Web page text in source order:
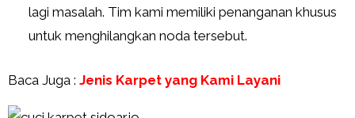
lagi masalah. Tim kami memiliki penanganan khusus
untuk menghilangkan noda tersebut.
Baca Juga : Jenis Karpet yang Kami Layani